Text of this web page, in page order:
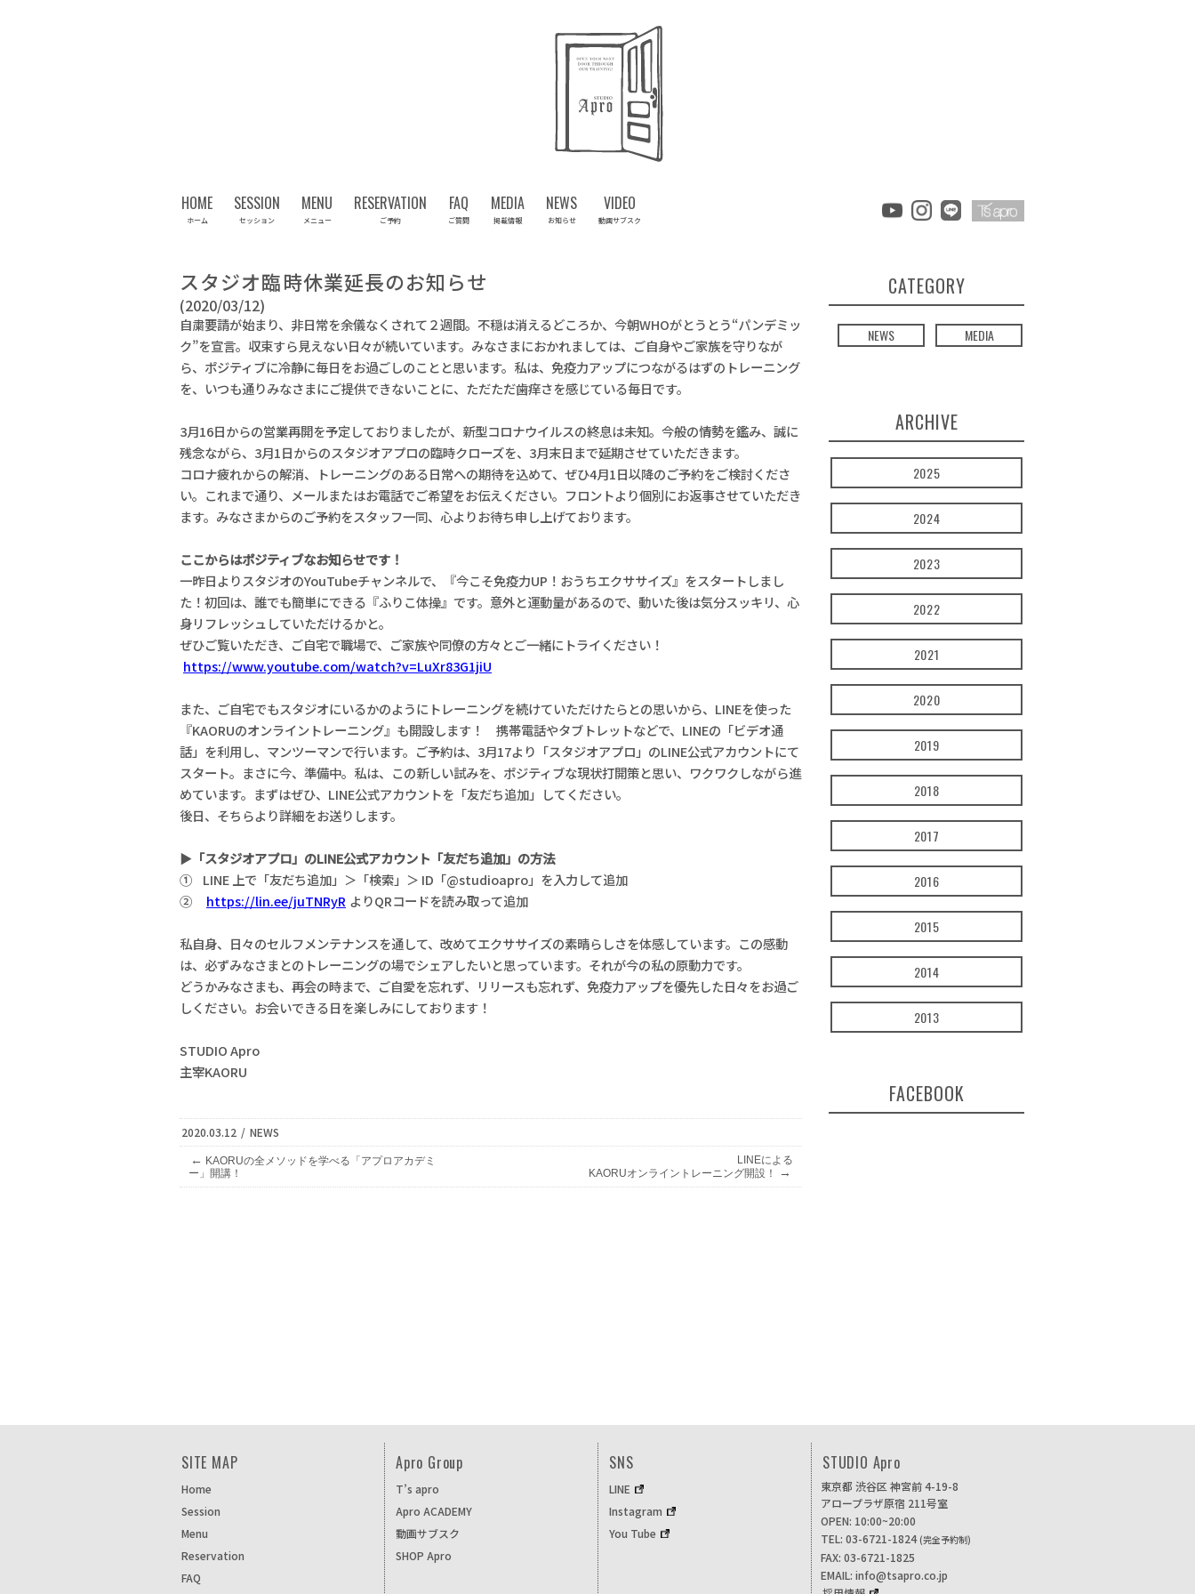
HOME
ホーム
SESSION
セッション
MENU
メニュー
RESERVATION
ご予約
FAQ
ご質問
MEDIA
掲載情報
NEWS
お知らせ
VIDEO
動画サブスク
スタジオ臨時休業延長のお知らせ
(2020/03/12)
自粛要請が始まり、非日常を余儀なくされて２週間。不穏は消えるどころか、今朝WHOがとうとう“パンデミッ
ク”を宣言。収束すら見えない日々が続いています。みなさまにおかれましては、ご自身やご家族を守りなが
ら、ポジティブに冷静に毎日をお過ごしのことと思います。私は、免疫力アップにつながるはずのトレーニング
を、いつも通りみなさまにご提供できないことに、ただただ歯痒さを感じている毎日です。
3月16日からの営業再開を予定しておりましたが、新型コロナウイルスの終息は未知。今般の情勢を鑑み、誠に
残念ながら、3月1日からのスタジオアプロの臨時クローズを、3月末日まで延期させていただきます。
コロナ疲れからの解消、トレーニングのある日常への期待を込めて、ぜひ4月1日以降のご予約をご検討くださ
い。これまで通り、メールまたはお電話でご希望をお伝えください。フロントより個別にお返事させていただき
ます。みなさまからのご予約をスタッフ一同、心よりお待ち申し上げております。
ここからはポジティブなお知らせです！
一昨日よりスタジオのYouTubeチャンネルで、『今こそ免疫力UP！おうちエクササイズ』をスタートしまし
た！初回は、誰でも簡単にできる『ふりこ体操』です。意外と運動量があるので、動いた後は気分スッキリ、心
身リフレッシュしていただけるかと。
ぜひご覧いただき、ご自宅で職場で、ご家族や同僚の方々とご一緒にトライください！
https://www.youtube.com/watch?v=LuXr83G1jiU
また、ご自宅でもスタジオにいるかのようにトレーニングを続けていただけたらとの思いから、LINEを使った
『KAORUのオンライントレーニング』も開設します！ 携帯電話やタブトレットなどで、LINEの「ビデオ通
話」を利用し、マンツーマンで行います。ご予約は、3月17より「スタジオアプロ」のLINE公式アカウントにて
スタート。まさに今、準備中。私は、この新しい試みを、ポジティブな現状打開策と思い、ワクワクしながら進
めています。まずはぜひ、LINE公式アカウントを「友だち追加」してください。
後日、そちらより詳細をお送りします。
▶ 「スタジオアプロ」のLINE公式アカウント「友だち追加」の方法
① LINE 上で「友だち追加」＞「検索」＞ ID「@studioapro」を入力して追加
②
https://lin.ee/juTNRyR よりQRコードを読み取って追加
私自身、日々のセルフメンテナンスを通して、改めてエクササイズの素晴らしさを体感しています。この感動
は、必ずみなさまとのトレーニングの場でシェアしたいと思っています。それが今の私の原動力です。
どうかみなさまも、再会の時まで、ご自愛を忘れず、リリースも忘れず、免疫力アップを優先した日々をお過ご
しください。お会いできる日を楽しみにしております！
STUDIO Apro
主宰KAORU
2020.03.12 / NEWS
← KAORUの全メソッドを学べる「アプロアカデミ
ー」開講！
LINEによる
KAORUオンライントレーニング開設！
→
CATEGORY
NEWS MEDIA
ARCHIVE
2025
2024
2023
2022
2021
2020
2019
2018
2017
2016
2015
2014
2013
FACEBOOK
SITE MAP
Home
Session
Menu
Reservation
FAQ
Apro Group
T’s apro
Apro ACADEMY
動画サブスク
SHOP Apro
SNS
LINE
Instagram
You Tube
STUDIO Apro
東京都 渋谷区 神宮前 4-19-8
アロープラザ原宿 211号室
OPEN: 10:00~20:00
TEL: 03-6721-1824(完全予約制)
FAX: 03-6721-1825
EMAIL: info@tsapro.co.jp